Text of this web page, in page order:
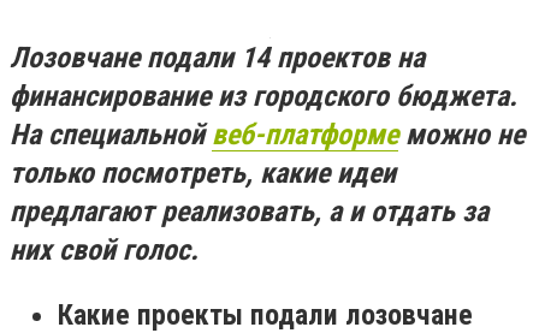
Лозовчане подали 14 проектов на
финансирование из городского бюджета.
На специальнойвеб-платформеможно не
только посмотреть, какие идеи
предлагают реализовать, а и отдать за
них свой голос.
Какие проекты подали лозовчане